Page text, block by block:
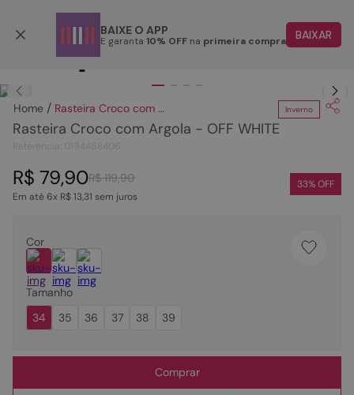
BAIXE O APP
E garanta 10% OFF na primeira compra BAIXAR
Rasteira Croco com Argola - OFF WHITE Inverno
Rasteira Croco com Argola - OFF WHITE
R$ 119,90
R$ 79,90
Em até6x R$13,31 sem juros
33% OFF
Cor
Tamanho
34
35 36 37 38 39
Comprar
1
2º
tenis
4º
rasteira
5º
sandalia
bolsa
sapatilha
couro